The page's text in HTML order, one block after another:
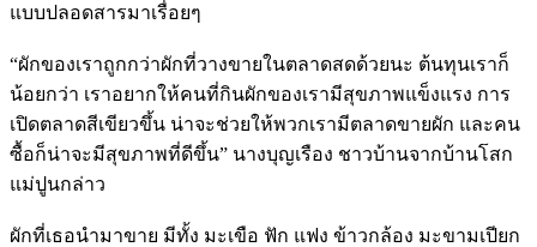
แบบปลอดสารมาเรื่อยๆ
“ผักของเราถูกกว่าผักที่วางขายในตลาดสดด้วยนะ ต้นทุนเราก็
น้อยกว่า เราอยากให้คนที่กินผักของเรามีสุขภาพแข็งแรง การ
เปิดตลาดสีเขียวขึ้น น่าจะช่วยให้พวกเรามีตลาดขายผัก และคน
ซื้อก็น่าจะมีสุขภาพที่ดีขึ้น” นางบุญเรือง ชาวบ้านจากบ้านโสก
แม่ปูนกล่าว
ผักที่เธอนำมาขาย มีทั้ง มะเขือ ฟัก แฟง ข้าวกล้อง มะขามเปียก